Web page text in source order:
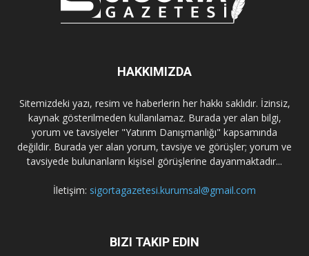
HAKKIMIZDA
Sitemizdeki yazı, resim ve haberlerin her hakkı saklıdır. İzinsiz,
kaynak gösterilmeden kullanılamaz. Burada yer alan bilgi,
yorum ve tavsiyeler "Yatırım Danışmanlığı" kapsamında
değildir. Burada yer alan yorum, tavsiye ve görüşler; yorum ve
tavsiyede bulunanların kişisel görüşlerine dayanmaktadır...
İletişim: sigortagazetesi.kurumsal@gmail.com
BIZI TAKIP EDIN